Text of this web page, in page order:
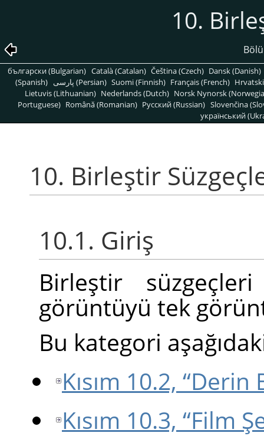
10.
български (Bulgarian) Català (Catalan) Čeština (Czech) Dansk (Danish)
(Spanish)
پارسی (Persian) Suomi (Finnish) Français (French)
Lietuvis (Lithuanian) Nederlands (Dutch) Norsk Nynorsk
Portuguese) Română (Romanian) Pусский (Russian) Slovenčina
український
10. Birleştir
10.1. Giriş
Birleştir
görüntüyü tek
Bu kategori
Kısım 10.2,
Kısım 10.3, “Film